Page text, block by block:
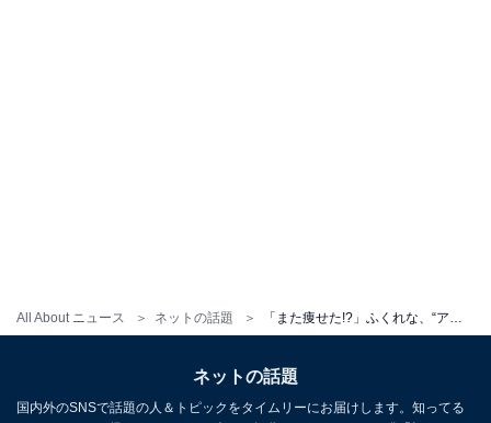
All About ニュース ネットの話題
ネットの話題
国内外のSNSで話題の人＆トピックをタイムリーにお届けします。知ってる